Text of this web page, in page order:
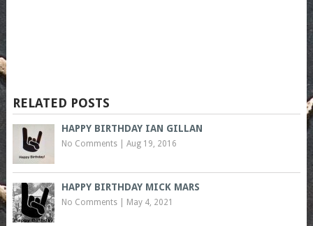
RELATED POSTS
HAPPY BIRTHDAY IAN GILLAN
No Comments| Aug 19, 2016
HAPPY BIRTHDAY MICK MARS
No Comments| May 4, 2021